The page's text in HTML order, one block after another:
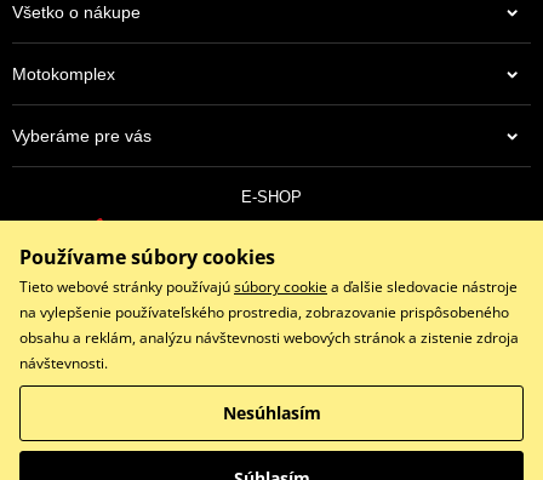
Všetko o nákupe
Motokomplex
Vyberáme pre vás
E-SHOP
objednavky@eshopmotokomplex.sk
Po - Pia: 8:30-17:00 | Nedeľa: ZATVORENÉ
Facebook
Copyright © 2026 www.eshopmotokomplex.sk
Všetky práva vyhradené
Používame súbory cookies
Tieto webové stránky používajúsúbory cookiea ďalšie sledovacie nástroje
na vylepšenie používateľského prostredia, zobrazovanie prispôsobeného
obsahu a reklám, analýzu návštevnosti webových stránok a zistenie zdroja
návštevnosti.
Nesúhlasím